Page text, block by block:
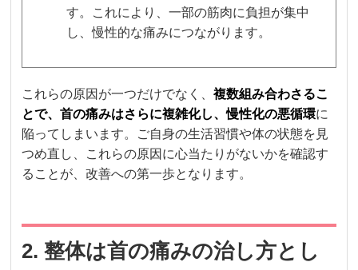
す。これにより、一部の筋肉に負担が集中
し、慢性的な痛みにつながります。
これらの原因が一つだけでなく、複数組み合わさるこ
とで、首の痛みはさらに複雑化し、慢性化の悪循環に
陥ってしまいます。ご自身の生活習慣や体の状態を見
つめ直し、これらの原因に心当たりがないかを確認す
ることが、改善への第一歩となります。
2. 整体は首の痛みの治し方とし